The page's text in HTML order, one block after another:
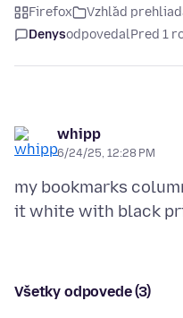
Firefox Vzhľad
DenysodpovedalPred 1
whipp
6/24/25, 12:28 PM
my bookmarks
Všetky odpovede (3)